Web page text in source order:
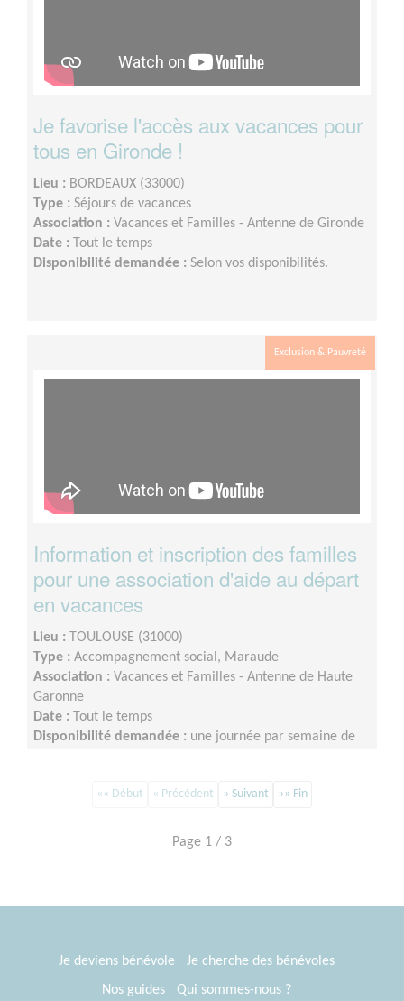
Je favorise l'accès aux vacances pour
tous en Gironde !
Lieu : BORDEAUX (33000)
Type : Séjours de vacances
Association : Vacances et Familles - Antenne de Gironde
Date : Tout le temps
Disponibilité demandée : Selon vos disponibilités.
Exclusion & Pauvreté
Information et inscription des familles
pour une association d'aide au départ
en vacances
Lieu : TOULOUSE (31000)
Type : Accompagnement social, Maraude
Association : Vacances et Familles - Antenne de Haute
Garonne
Date : Tout le temps
Disponibilité demandée : une journée par semaine de
«« Début « Précédent » Suivant »» Fin
Page 1 / 3
Je deviens bénévole
Je cherche des bénévoles
Nos guides
Qui sommes-nous ?